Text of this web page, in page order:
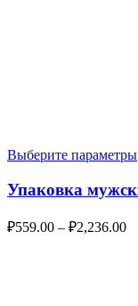
Выберите параметры
Упаковка
₽559.00 – ₽2,236.00